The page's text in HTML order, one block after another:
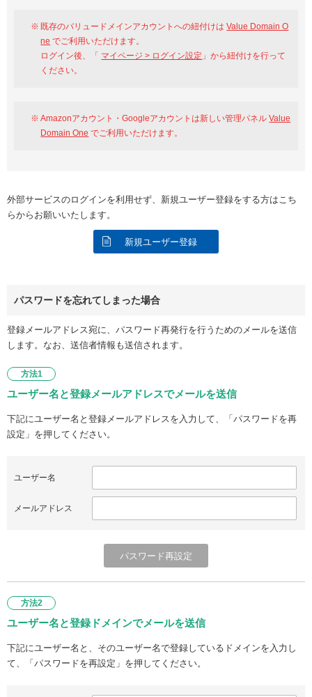
既存のバリュードメインアカウントへの紐付けはValue Domain O
ne でご利用いただけます。
ログイン後、「 マイページ > ログイン設定 」から紐付けを行って
ください。
Amazonアカウント・Googleアカウントは新しい管理パネルValue
Domain One でご利用いただけます。
外部サービスのログインを利用せず、新規ユーザー登録をする方はこち
らからお願いいたします。
新規ユーザー登録
パスワードを忘れてしまった場合
登録メールアドレス宛に、パスワード再発行を行うためのメールを送信
します。なお、送信者情報も送信されます。
方法1
ユーザー名と登録メールアドレスでメールを送信
下記にユーザー名と登録メールアドレスを入力して、「パスワードを再
設定」を押してください。
ユーザー名
メールアドレス
方法2
ユーザー名と登録ドメインでメールを送信
下記にユーザー名と、そのユーザー名で登録しているドメインを入力し
て、「パスワードを再設定」を押してください。